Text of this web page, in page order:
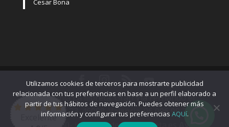
Cesar Bona
Academia La llibreta. Gran Vía Fernando el
Católico, 23. 46008. Valencia. 96 006 99 34-
Excelente
Utilizamos cookies de terceros para mostrarte publicidad
relacionada con tus preferencias en base a un perfil elaborado a
partir de tus hábitos de navegación. Puedes obtener más
información y configurar tus preferencias AQUí.